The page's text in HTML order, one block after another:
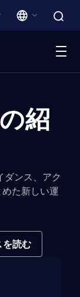
の紹
ダンス、アク
た新しい運
を読む